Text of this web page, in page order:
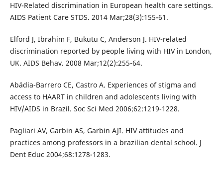
HIV-Related discrimination in European health care settings.
AIDS Patient Care STDS. 2014 Mar;28(3):155-61.
Elford J, Ibrahim F, Bukutu C, Anderson J. HIV-related
discrimination reported by people living with HIV in London,
UK. AIDS Behav. 2008 Mar;12(2):255-64.
Abádia-Barrero CE, Castro A. Experiences of stigma and
access to HAART in children and adolescents living with
HIV/AIDS in Brazil. Soc Sci Med 2006;62:1219-1228.
Pagliari AV, Garbin AS, Garbin AJI. HIV attitudes and
practices among professors in a brazilian dental school. J
Dent Educ 2004;68:1278-1283.